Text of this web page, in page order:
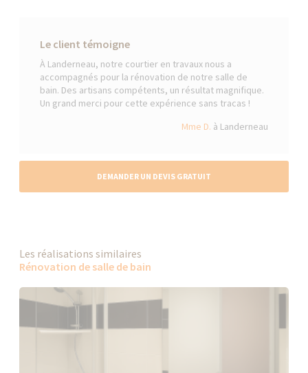
Le client témoigne
À Landerneau, notre courtier en travaux nous a
accompagnés pour la rénovation de notre salle de
bain. Des artisans compétents, un résultat magnifique.
Un grand merci pour cette expérience sans tracas !
Mme D. à Landerneau
DEMANDER UN DEVIS GRATUIT
Les réalisations similaires
Rénovation de salle de bain